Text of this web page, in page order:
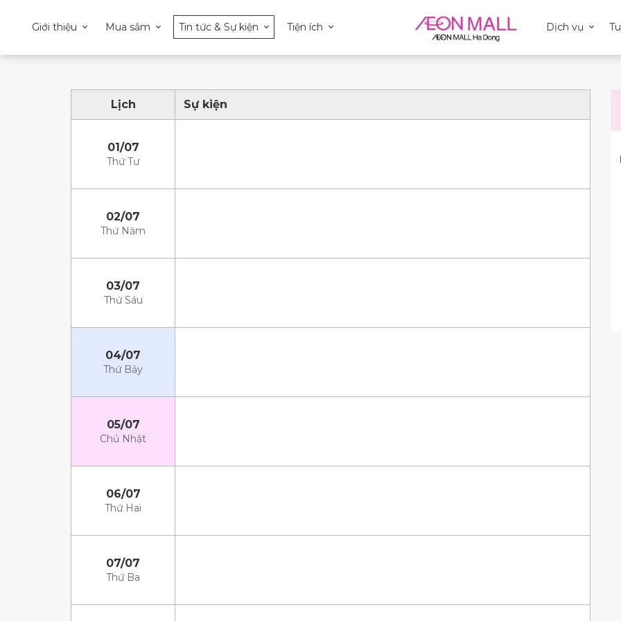
Giới thiệu Mua sắm Tin tức & Sự kiện Tiện ích Dịch vụ
Lịch Sự kiện
01/07
Thứ Tư
02/07
Thứ Năm
03/07
Thứ Sáu
04/07
Thứ Bảy
05/07
Chủ Nhật
06/07
Thứ Hai
07/07
Thứ Ba